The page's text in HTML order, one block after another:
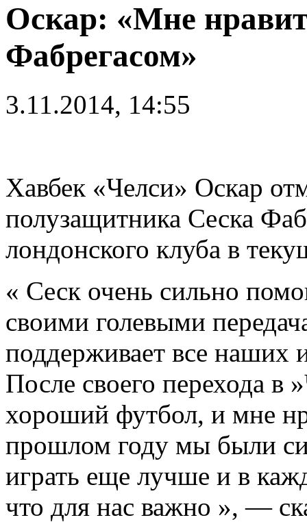
Оскар: «Мне
Фабрегасом»
3.11.2014, 14:55
Хавбек «Челси» Оскар
полузащитника Сеска
лондонского клуба в
« Сеск очень сильно
своими голевыми
поддерживает все наших
После своего перехода в
хороший футбол, и мне
прошлом году мы были
играть еще лучше и в
что для нас важно », —